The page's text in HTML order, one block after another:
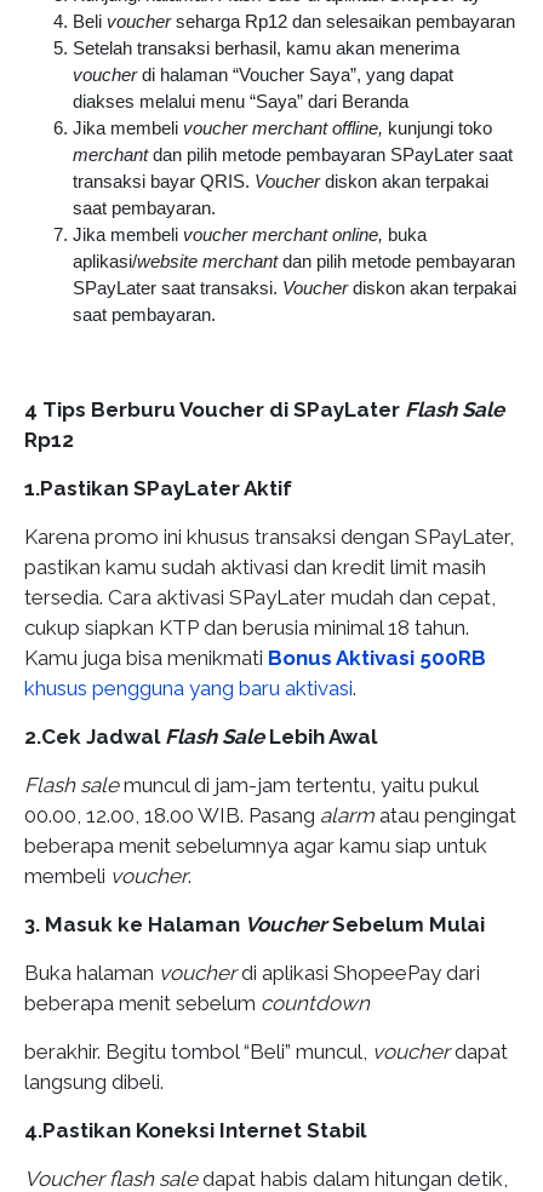
Beli voucherseharga Rp12 dan selesaikan pembayaran
Setelah transaksi berhasil, kamu akan menerima
voucherdi halaman “Voucher Saya”, yang dapat
diakses melalui menu “Saya” dari Beranda
Jika membeli voucher merchant offline, kunjungi toko
merchantdan pilih metode pembayaran SPayLater saat
transaksi bayar QRIS. Voucherdiskon akan terpakai
saat pembayaran.
Jika membeli voucher merchant online, buka
aplikasi/website merchantdan pilih metode pembayaran
SPayLater saat transaksi. Voucherdiskon akan terpakai
saat pembayaran.
4 Tips Berburu Voucher di SPayLater Flash Sale
Rp12
1.Pastikan SPayLater Aktif
Karena promo ini khusus transaksi dengan SPayLater,
pastikan kamu sudah aktivasi dan kredit limit masih
tersedia. Cara aktivasi SPayLater mudah dan cepat,
cukup siapkan KTP dan berusia minimal 18 tahun.
Kamu juga bisa menikmati Bonus Aktivasi 500RB
khusus pengguna yang baru aktivasi.
2.Cek Jadwal Flash Sale Lebih Awal
Flash salemuncul di jam-jam tertentu, yaitu pukul
00.00, 12.00, 18.00 WIB. Pasang alarm atau pengingat
beberapa menit sebelumnya agar kamu siap untuk
membeli voucher.
3. Masuk ke Halaman VoucherSebelum Mulai
Buka halaman voucherdi aplikasi ShopeePay dari
beberapa menit sebelum countdown
berakhir. Begitu tombol “Beli” muncul, voucherdapat
langsung dibeli.
4.Pastikan Koneksi Internet Stabil
Voucher flash saledapat habis dalam hitungan detik,